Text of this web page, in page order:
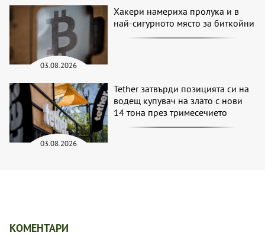
03.08.2026
Хакери намериха пролука и в
най-сигурното място за биткойни
03.08.2026
Tether затвърди позицията си на
водещ купувач на злато с нови
14 тона през тримесечието
КОМЕНТАРИ